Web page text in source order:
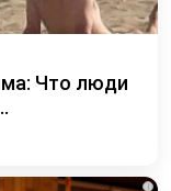
Что люди
i